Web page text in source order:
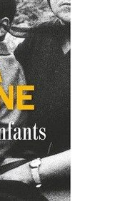
Toggle submenu
Toggle submenu
Toggle submenu